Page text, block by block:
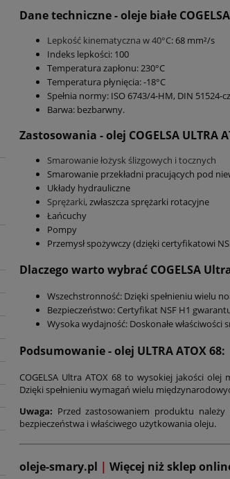
Dane techniczne - oleje białe
Lepkość kinematyczna w 40°C: 68 mm²/s
Indeks lepkości: 100
Temperatura zapłonu: 230°C
Temperatura płynięcia: -18°C
Spełnia normy: ISO 6743/4-HM, DIN 51524-
Barwa: bezbarwny.
Zastosowania - olej COGELSA ULTRA
Smarowanie łożysk ślizgowych i tocznych
Smarowanie przekładni pracujących pod
Układy hydrauliczne
Sprężarki, zwłaszcza sprężarki rotacyjne
Łańcuchy
Pompy
Przemysł spożywczy (dzięki certyfikatowi
Dlaczego warto wybrać COGELSA
Wszechstronność: Dzięki spełnieniu wielu
Bezpieczeństwo: Certyfikat NSF H1
Wysoka wydajność: Doskonałe
Podsumowanie - olej ULTRA ATOX 68:
COGELSA Ultra ATOX 68 to wysokiej jakości
Dzięki spełnieniu wymagań wielu
Uwaga: Przed zastosowaniem produktu należy
bezpieczeństwa i właściwego użytkowania oleju.
oleje-smary.pl | Więcej niż sklep